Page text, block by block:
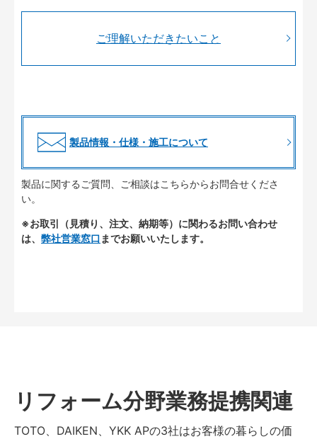
ご理解いただきたいこと
製品情報・仕様・施工について
製品に関するご質問、ご相談はこちらからお問合せくださ
い。
※お取引（見積り、注文、納期等）に関わるお問い合わせ
は、 弊社営業窓口 までお願いいたします。
リフォーム分野業務提携関連
TOTO、DAIKEN、YKK APの3社はお客様の暮らしの価